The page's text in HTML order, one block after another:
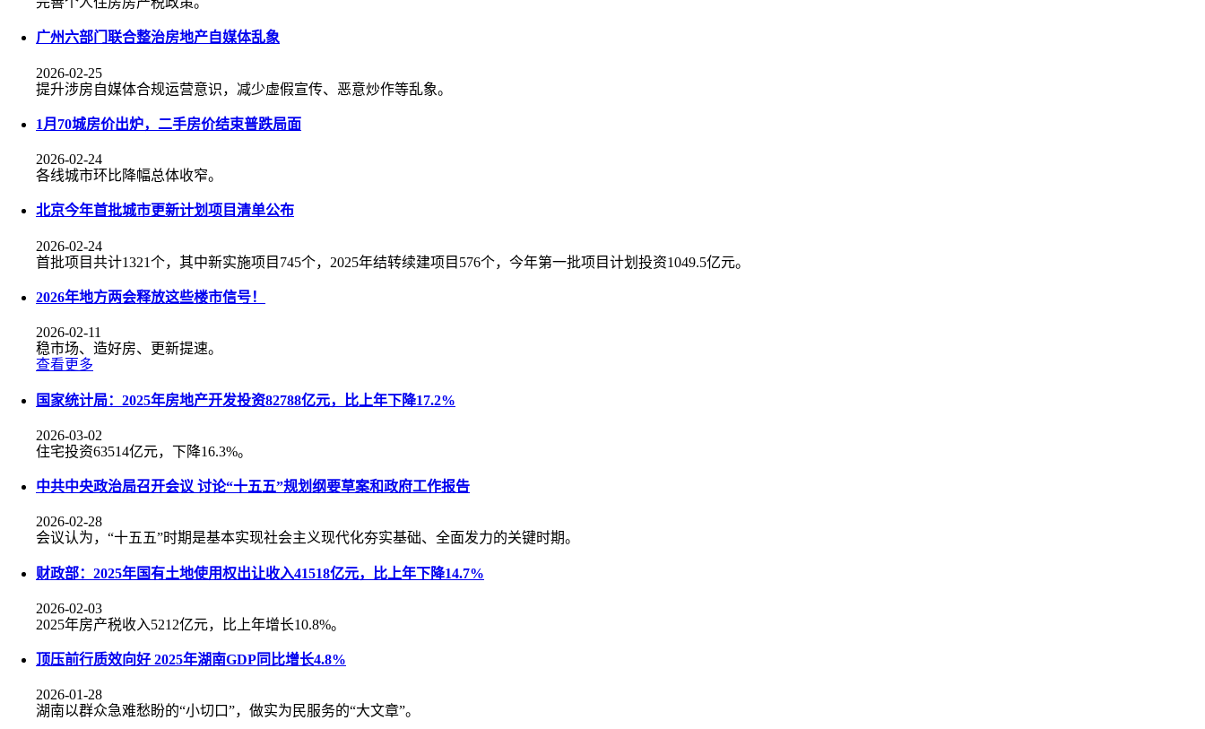
广州六部门联合整治房地产自媒体乱象
2026-02-25
提升涉房自媒体合规运营意识，减少虚假宣传、恶意炒作等乱象。
​1月70城房价出炉，二手房价结束普跌局面
2026-02-24
各线城市环比降幅总体收窄。
北京今年首批城市更新计划项目清单公布
2026-02-24
首批项目共计1321个，其中新实施项目745个，2025年结转续建项目576个，今年第一批项目计划投资1049.5亿元。
2026年地方两会释放这些楼市信号！
2026-02-11
稳市场、造好房、更新提速。
查看更多
国家统计局：2025年房地产开发投资82788亿元，比上年下降17.2%
2026-03-02
住宅投资63514亿元，下降16.3%。
中共中央政治局召开会议 讨论“十五五”规划纲要草案和政府工作报告
2026-02-28
会议认为，“十五五”时期是基本实现社会主义现代化夯实基础、全面发力的关键时期。
财政部：2025年国有土地使用权出让收入41518亿元，比上年下降14.7%
2026-02-03
2025年房产税收入5212亿元，比上年增长10.8%。
顶压前行质效向好 2025年湖南GDP同比增长4.8%
2026-01-28
湖南以群众急难愁盼的“小切口”，做实为民服务的“大文章”。